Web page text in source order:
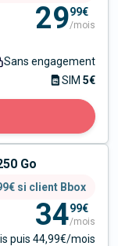
2999€
/mois
Sans engagement
SIM 5€
Go
si client Bbox
3499€
/mois
puis 44,99€/mois